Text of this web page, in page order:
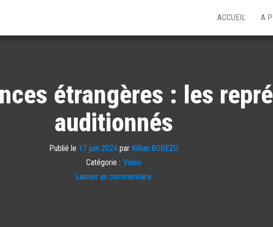
ACCUEIL A
étrangères : les
auditionnés
Publié le 17 juin 2024par Killian BOREZO
Catégorie : Video
Laisser un commentaire